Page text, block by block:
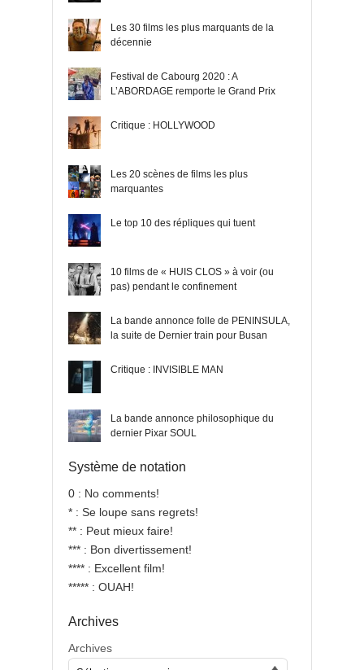
Les 30 films les plus marquants de la
décennie
Festival de Cabourg 2020 : A
L’ABORDAGE remporte le Grand Prix
Critique : HOLLYWOOD
Les 20 scènes de films les plus
marquantes
Le top 10 des répliques qui tuent
10 films de « HUIS CLOS » à voir (ou
pas) pendant le confinement
La bande annonce folle de PENINSULA,
la suite de Dernier train pour Busan
Critique : INVISIBLE MAN
La bande annonce philosophique du
dernier Pixar SOUL
Système de notation
0 : No comments!
* : Se loupe sans regrets!
** : Peut mieux faire!
*** : Bon divertissement!
**** : Excellent film!
***** : OUAH!
Archives
Archives